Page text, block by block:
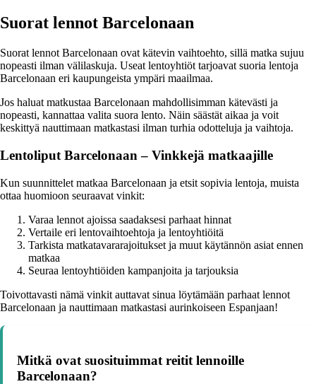
Suorat lennot Barcelonaan
Suorat lennot Barcelonaan ovat kätevin vaihtoehto, sillä matka sujuu
nopeasti ilman välilaskuja. Useat lentoyhtiöt tarjoavat suoria lentoja
Barcelonaan eri kaupungeista ympäri maailmaa.
Jos haluat matkustaa Barcelonaan mahdollisimman kätevästi ja
nopeasti, kannattaa valita suora lento. Näin säästät aikaa ja voit
keskittyä nauttimaan matkastasi ilman turhia odotteluja ja vaihtoja.
Lentoliput Barcelonaan – Vinkkejä matkaajille
Kun suunnittelet matkaa Barcelonaan ja etsit sopivia lentoja, muista
ottaa huomioon seuraavat vinkit:
Varaa lennot ajoissa saadaksesi parhaat hinnat
Vertaile eri lentovaihtoehtoja ja lentoyhtiöitä
Tarkista matkatavararajoitukset ja muut käytännön asiat ennen
matkaa
Seuraa lentoyhtiöiden kampanjoita ja tarjouksia
Toivottavasti nämä vinkit auttavat sinua löytämään parhaat lennot
Barcelonaan ja nauttimaan matkastasi aurinkoiseen Espanjaan!
Mitkä ovat suosituimmat reitit lennoille
Barcelonaan?